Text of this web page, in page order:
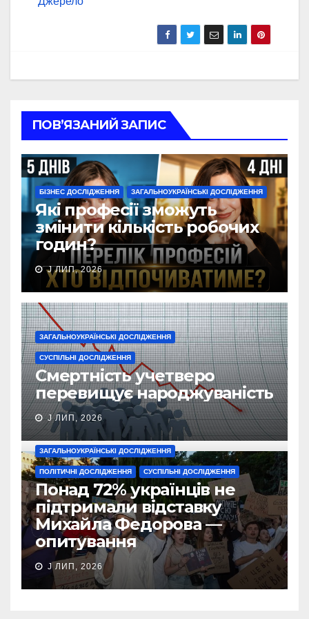
ПОВ’ЯЗАНИЙ ЗАПИС
БІЗНЕС ДОСЛІДЖЕННЯ ЗАГАЛЬНОУКРАЇНСЬКІ ДОСЛІДЖЕННЯ
Які професії зможуть
змінити кількість робочих
годин?
J ЛИП, 2026
ЗАГАЛЬНОУКРАЇНСЬКІ ДОСЛІДЖЕННЯ
СУСПІЛЬНІ ДОСЛІДЖЕННЯ
Смертність учетверо
перевищує народжуваність
J ЛИП, 2026
ЗАГАЛЬНОУКРАЇНСЬКІ ДОСЛІДЖЕННЯ
ПОЛІТИЧНІ ДОСЛІДЖЕННЯ СУСПІЛЬНІ ДОСЛІДЖЕННЯ
Понад 72% українців не
підтримали відставку
Михайла Федорова —
опитування
J ЛИП, 2026